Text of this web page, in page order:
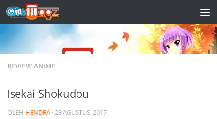
Skip to content
REVIEW ANIME
Isekai Shokudou
OLEH HENDRA ·23 AGUSTUS, 2017